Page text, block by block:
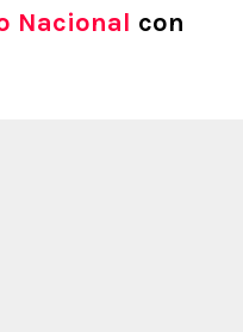
Nacional con